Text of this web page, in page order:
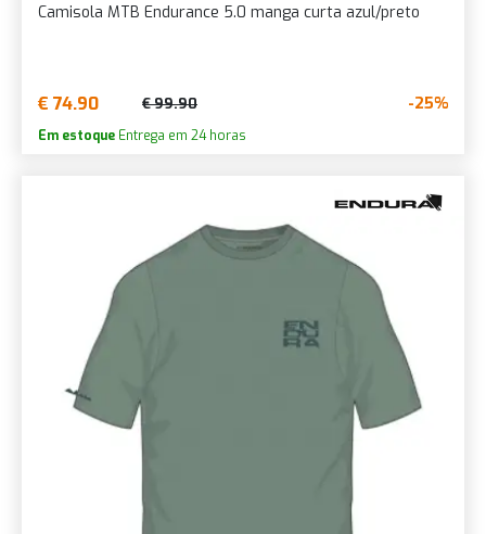
Camisola MTB Endurance 5.0 manga curta azul/preto
€ 74.90 € 99.90 -25%
Em estoque Entrega em 24 horas